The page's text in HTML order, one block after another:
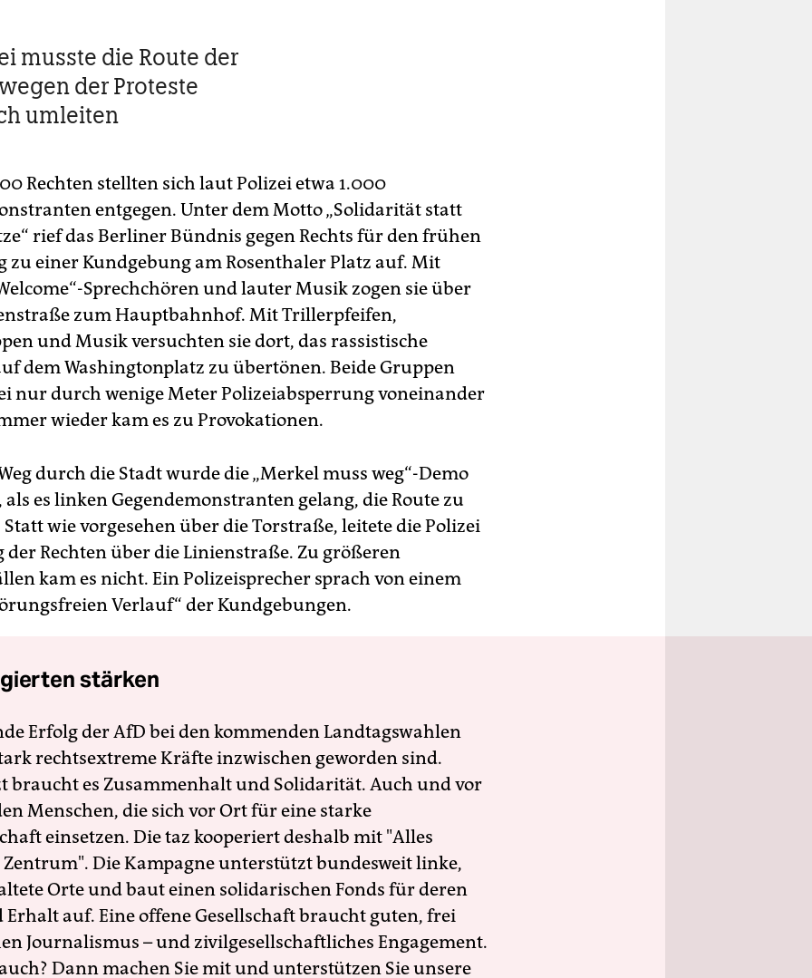
musste die Route der
der Proteste
umleiten
Rechten stellten sich laut Polizei etwa 1.000
entgegen. Unter dem Motto „Solidarität statt
rief das Berliner Bündnis gegen Rechts für den frühen
zu einer Kundgebung am Rosenthaler Platz auf. Mit
Sprechchören und lauter Musik zogen sie über
zum Hauptbahnhof. Mit Triller­pfeifen,
und Musik versuchten sie dort, das rassistische
dem Washingtonplatz zu übertönen. Beide Gruppen
nur durch wenige Meter Polizeiabsperrung voneinander
wieder kam es zu Provokationen.
durch die Stadt wurde die „Merkel muss weg“-Demo
es linken Gegendemonstranten gelang, die Route zu
wie vorgesehen über die Torstraße, leitete die Polizei
der Rechten über die Linienstraße. Zu größeren
kam es nicht. Ein Polizeisprecher sprach von einem
Verlauf“ der Kundgebungen.
stärken
Erfolg der AfD bei den kommenden Landtagswahlen
rechtsextreme Kräfte inzwischen geworden sind.
braucht es Zusammenhalt und Solidarität. Auch und vor
Menschen, die sich vor Ort für eine starke
einsetzen. Die taz kooperiert deshalb mit "Alles
Die Kampagne unterstützt bundesweit linke,
Orte und baut einen solidarischen Fonds für deren
Erhalt auf. Eine offene Gesellschaft braucht guten, frei
Journalismus – und zivilgesellschaftliches Engagement.
Dann machen Sie mit und unterstützen Sie unsere